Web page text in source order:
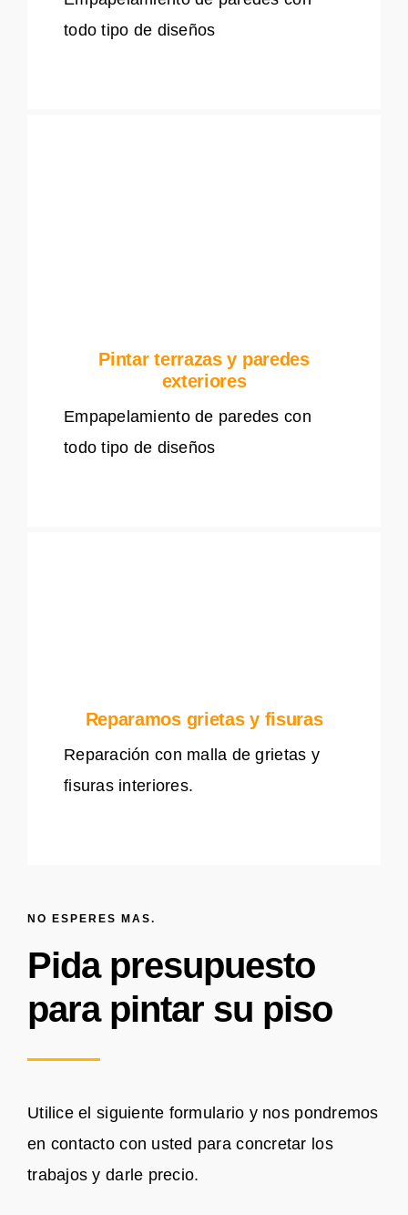
todo tipo de diseños
Pintar terrazas y paredes
exteriores
Empapelamiento de paredes con
todo tipo de diseños
Reparamos grietas y fisuras
Reparación con malla de grietas y
fisuras interiores.
NO ESPERES MAS.
Pida presupuesto
para pintar su piso
Utilice el siguiente formulario y nos pondremos
en contacto con usted para concretar los
trabajos y darle precio.